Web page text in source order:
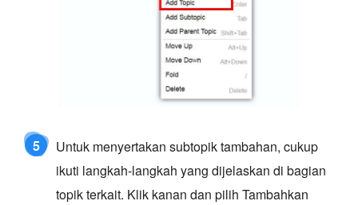
5
Untuk menyertakan subtopik tambahan, cukup
ikuti langkah-langkah yang dijelaskan di bagian
topik terkait. Klik kanan dan pilih Tambahkan